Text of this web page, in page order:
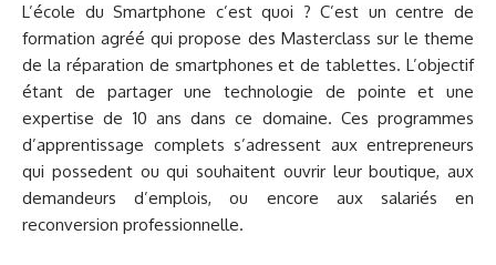
L’école du Smartphone c’est quoi ? C’est un centre de
formation agréé qui propose des Masterclass sur le theme
de la réparation de smartphones et de tablettes. L’objectif
étant de partager une technologie de pointe et une
expertise de 10 ans dans ce domaine. Ces programmes
d’apprentissage complets s’adressent aux entrepreneurs
qui possedent ou qui souhaitent ouvrir leur boutique, aux
demandeurs d’emplois, ou encore aux salariés en
reconversion professionnelle.